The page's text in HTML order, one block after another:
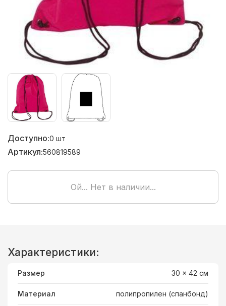
Доступно:0 шт
Артикул:560819589
Ой... Нет в наличии...
Характеристики:
Размер 30 x 42 cм
Материал полипропилен (спанбонд)